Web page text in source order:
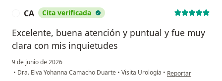
CA Cita verificada
Excelente, buena atención y puntual y fue muy
clara con mis inquietudes
9 de junio de 2026
• Dra. Elva Yohanna Camacho Duarte • Visita Urología • en opinión del
Reportar